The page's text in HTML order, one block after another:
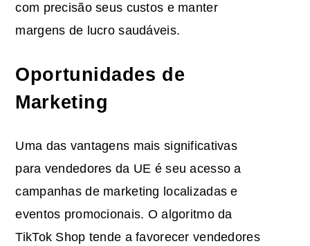
com precisão seus custos e manter
margens de lucro saudáveis.
Oportunidades de
Marketing
Uma das vantagens mais significativas
para vendedores da UE é seu acesso a
campanhas de marketing localizadas e
eventos promocionais. O algoritmo da
TikTok Shop tende a favorecer vendedores